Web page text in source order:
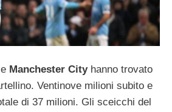
e Manchester Cityhanno trovato
Ventinove milioni subito e
di 37 milioni. Gli sceicchi del